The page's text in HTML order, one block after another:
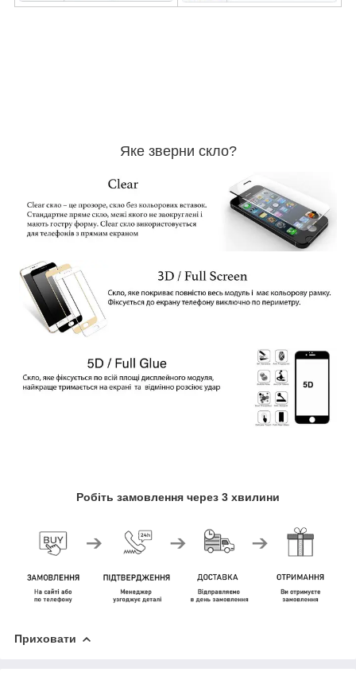
Яке зверни скло?
Робіть замовлення через 3 хвилини
Приховати